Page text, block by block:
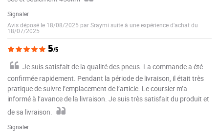
Signaler
Avis déposé le 18/08/2025 par Sraymi suite à une expérience d'achat du
18/07/2025
5/5
Je suis satisfait de la qualité des pneus. La commande a été
confirmée rapidement. Pendant la période de livraison, il était très
pratique de suivre l’emplacement de l’article. Le coursier m’a
informé à l’avance de la livraison. Je suis très satisfait du produit et
de sa livraison.
Signaler